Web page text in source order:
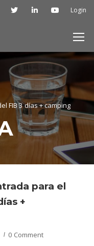
Login
FIB 3 días + camping
para el
+
0 Comment